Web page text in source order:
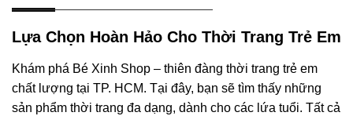
Lựa Chọn Hoàn Hảo Cho Thời Trang Trẻ Em
Khám phá Bé Xinh Shop – thiên đàng thời trang trẻ em
chất lượng tại TP. HCM. Tại đây, bạn sẽ tìm thấy những
sản phẩm thời trang đa dạng, dành cho các lứa tuổi. Tất cả